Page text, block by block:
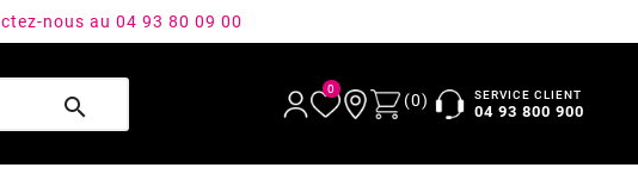
nous au 04 93 80 09 00

0
(0) SERVICE CLIENT
04 93 800 900